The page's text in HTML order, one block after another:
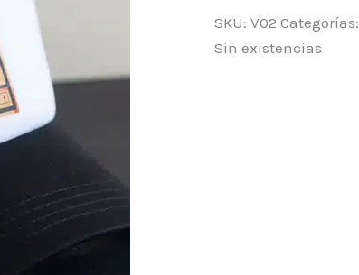
SKU: V02 Categorías:
Sin existencias